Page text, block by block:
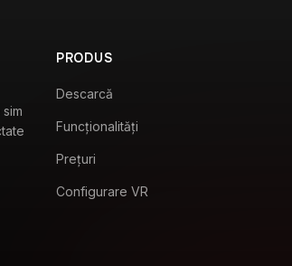
PRODUS
Descarcă
Funcționalități
Prețuri
Configurare VR